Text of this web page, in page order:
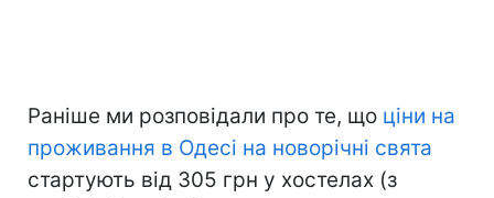
Раніше ми розповідали про те, що ціни на
проживання в Одесі на новорічні свята
стартують від 305 грн у хостелах (з